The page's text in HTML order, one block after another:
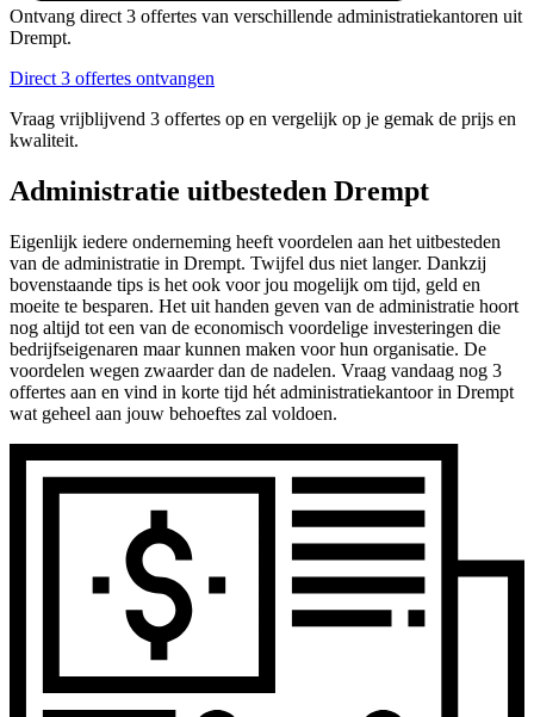
Ontvang direct 3 offertes van verschillende administratiekantoren uit
Drempt.
Direct 3 offertes ontvangen
Vraag vrijblijvend 3 offertes op en vergelijk op je gemak de prijs en
kwaliteit.
Administratie uitbesteden Drempt
Eigenlijk iedere onderneming heeft voordelen aan het uitbesteden
van de administratie in Drempt. Twijfel dus niet langer. Dankzij
bovenstaande tips is het ook voor jou mogelijk om tijd, geld en
moeite te besparen. Het uit handen geven van de administratie hoort
nog altijd tot een van de economisch voordelige investeringen die
bedrijfseigenaren maar kunnen maken voor hun organisatie. De
voordelen wegen zwaarder dan de nadelen. Vraag vandaag nog 3
offertes aan en vind in korte tijd hét administratiekantoor in Drempt
wat geheel aan jouw behoeftes zal voldoen.